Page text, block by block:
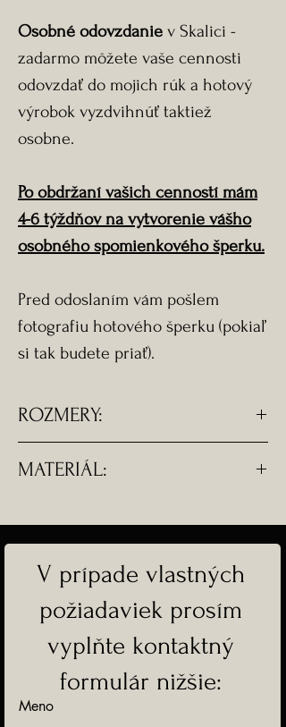
Osobné odovzdanie v Skalici -
zadarmo môžete vaše cennosti
odovzdať do mojich rúk a hotový
výrobok vyzdvihnúť taktiež
osobne.
Po obdržaní vašich cenností mám
4-6 týždňov na vytvorenie vášho
osobného spomienkového šperku.
Pred odoslaním vám pošlem
fotografiu hotového šperku (pokiaľ
si tak budete priať).
ROZMERY:
- Rozmery srdiečka - 1,3 x 1,3 cm.
- Dĺžka oceľové retiazky je
MATERIÁL:
-Doprava ZADARMO
V prípade vlastných
požiadaviek prosím
vyplňte kontaktný
formulár nižšie:
Meno